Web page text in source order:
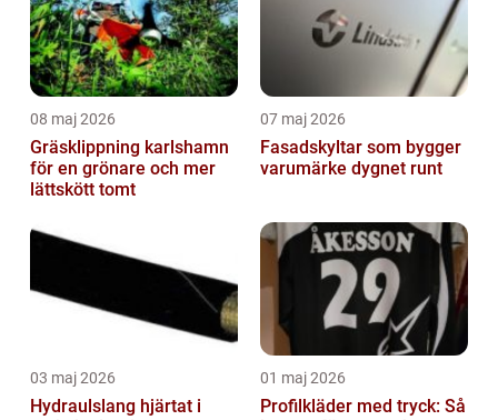
08 maj 2026
Gräsklippning karlshamn
för en grönare och mer
lättskött tomt
07 maj 2026
Fasadskyltar som bygger
varumärke dygnet runt
03 maj 2026
Hydraulslang hjärtat i
01 maj 2026
Profilkläder med tryck: Så